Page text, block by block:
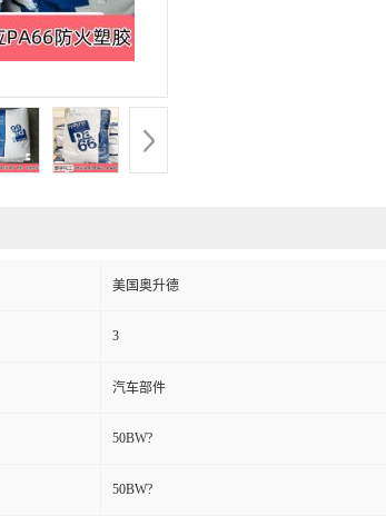
美国奥升德
3
汽车部件
50BW?
50BW?